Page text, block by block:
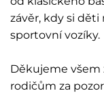
závěr, kdy si
sportovní vozíky.
Děkujeme
rodičům za